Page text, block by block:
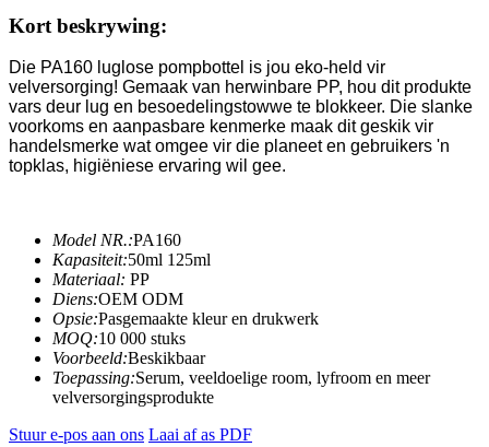
Kort beskrywing:
Die PA160 luglose pompbottel is jou eko-held vir
velversorging! Gemaak van herwinbare PP, hou dit produkte
vars deur lug en besoedelingstowwe te blokkeer. Die slanke
voorkoms en aanpasbare kenmerke maak dit geskik vir
handelsmerke wat omgee vir die planeet en gebruikers 'n
topklas, higiëniese ervaring wil gee.
Model NR.:PA160
Kapasiteit:50ml 125ml
Materiaal: PP
Diens:OEM ODM
Opsie:Pasgemaakte kleur en drukwerk
MOQ:10 000 stuks
Voorbeeld:Beskikbaar
Toepassing:Serum, veeldoelige room, lyfroom en meer
velversorgingsprodukte
Stuur e-pos aan ons Laai af as PDF